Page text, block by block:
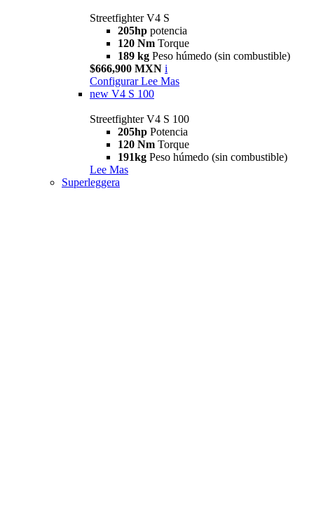
Streetfighter V4 S
205hp potencia
120 Nm Torque
189 kg Peso húmedo (sin combustible)
$666,900 MXN i
Configurar Lee Mas
new V4 S 100
Streetfighter V4 S 100
205hp Potencia
120 Nm Torque
191kg Peso húmedo (sin combustible)
Lee Mas
Superleggera